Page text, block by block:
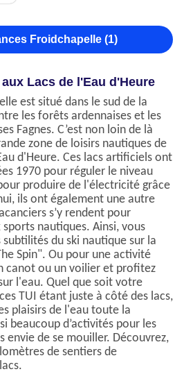
Froidchapelle (1)
Lacs de l'Eau d'Heure
est situé dans le sud de la
les forêts ardennaises et les
Fagnes. C’est non loin de là
zone de loisirs nautiques de
d'Heure. Ces lacs artificiels ont
1970 pour réguler le niveau
produire de l'électricité grâce
ils ont également une autre
s’y rendent pour
nautiques. Ainsi, vous
du ski nautique sur la
Spin". Ou pour une activité
canot ou un voilier et profitez
l'eau. Quel que soit votre
TUI étant juste à côté des lacs,
plaisirs de l'eau toute la
beaucoup d’activités pour les
envie de se mouiller. Découvrez,
de sentiers de